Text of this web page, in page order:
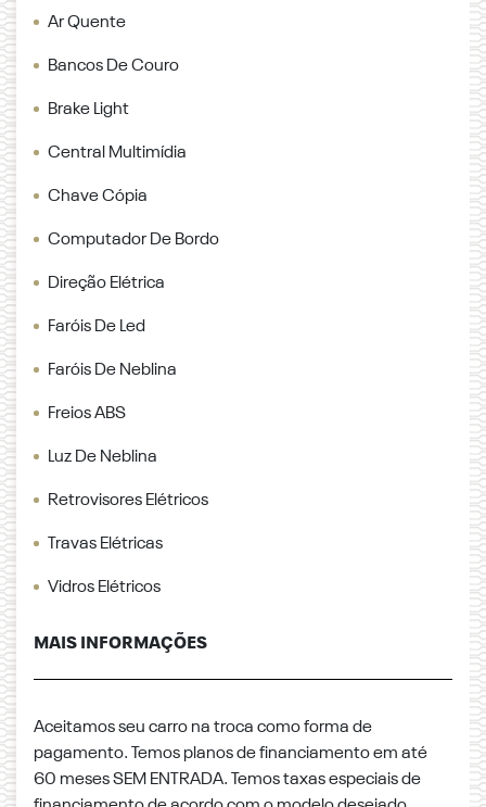
Ar Quente
Bancos De Couro
Brake Light
Central Multimídia
Chave Cópia
Computador De Bordo
Direção Elétrica
Faróis De Led
Faróis De Neblina
Freios ABS
Luz De Neblina
Retrovisores Elétricos
Travas Elétricas
Vidros Elétricos
MAIS INFORMAÇÕES
Aceitamos seu carro na troca como forma de
pagamento. Temos planos de financiamento em até
60 meses SEM ENTRADA. Temos taxas especiais de